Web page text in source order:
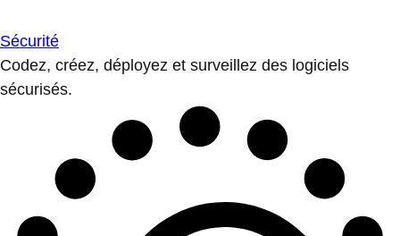
Sécurité
Codez, créez, déployez et surveillez des logiciels
sécurisés.